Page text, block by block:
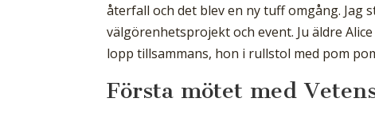
återfall och det blev en ny tuff omgång. Jag
välgörenhetsprojekt och event. Ju äldre
lopp tillsammans, hon i rullstol med pom
Första mötet med